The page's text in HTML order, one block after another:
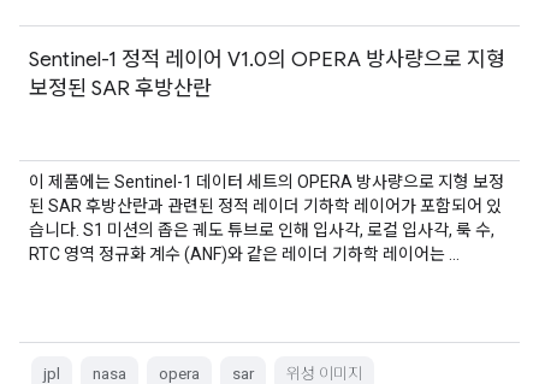
Sentinel-1 정적 레이어 V1.0의 OPERA 방사량으로 지형
보정된 SAR 후방산란
이 제품에는 Sentinel-1 데이터 세트의 OPERA 방사량으로 지형 보정
된 SAR 후방산란과 관련된 정적 레이더 기하학 레이어가 포함되어 있
습니다. S1 미션의 좁은 궤도 튜브로 인해 입사각, 로컬 입사각, 룩 수,
RTC 영역 정규화 계수 (ANF)와 같은 레이더 기하학 레이어는 …
jpl nasa opera sar 위성 이미지